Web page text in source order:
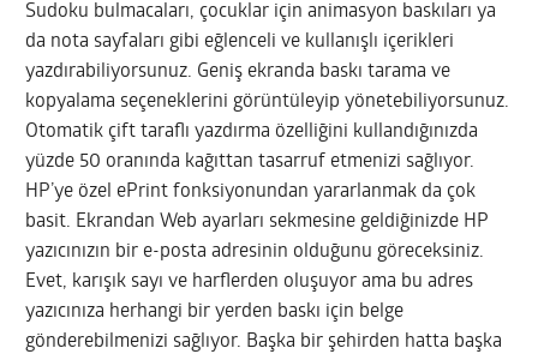
Sudoku bulmacaları, çocuklar için animasyon baskıları ya
da nota sayfaları gibi eğlenceli ve kullanışlı içerikleri
yazdırabiliyorsunuz. Geniş ekranda baskı tarama ve
kopyalama seçeneklerini görüntüleyip yönetebiliyorsunuz.
Otomatik çift taraflı yazdırma özelliğini kullandığınızda
yüzde 50 oranında kağıttan tasarruf etmenizi sağlıyor.
HP’ye özel ePrint fonksiyonundan yararlanmak da çok
basit. Ekrandan Web ayarları sekmesine geldiğinizde HP
yazıcınızın bir e-posta adresinin olduğunu göreceksiniz.
Evet, karışık sayı ve harflerden oluşuyor ama bu adres
yazıcınıza herhangi bir yerden baskı için belge
gönderebilmenizi sağlıyor. Başka bir şehirden hatta başka